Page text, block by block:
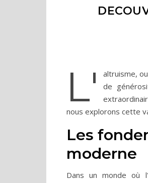
L'
altruisme,
de
nous explorons cette
Les
moderne
Dans un monde où